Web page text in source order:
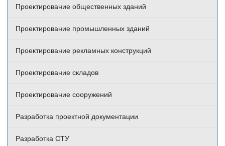
Проектирование общественных зданий
Проектирование промышленных зданий
Проектирование рекламных конструкций
Проектирование складов
Проектирование сооружений
Разработка проектной документации
Разработка СТУ